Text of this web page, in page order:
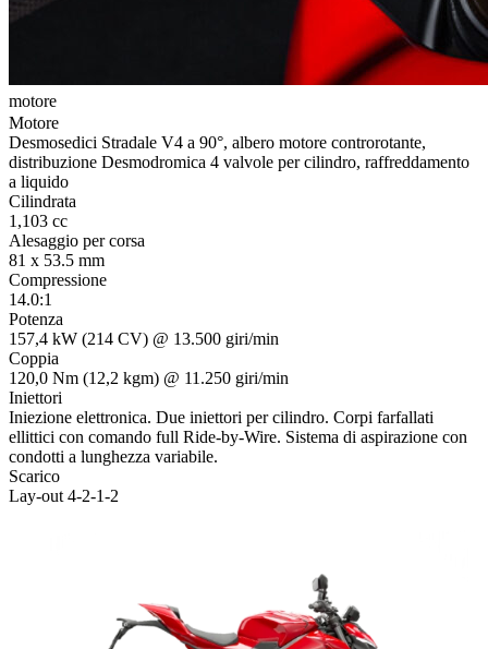
motore
Motore
Desmosedici Stradale V4 a 90°, albero motore controrotante,
distribuzione Desmodromica 4 valvole per cilindro, raffreddamento
a liquido
Cilindrata
1,103 cc
Alesaggio per corsa
81 x 53.5 mm
Compressione
14.0:1
Potenza
157,4 kW (214 CV) @ 13.500 giri/min
Coppia
120,0 Nm (12,2 kgm) @ 11.250 giri/min
Iniettori
Iniezione elettronica. Due iniettori per cilindro. Corpi farfallati
ellittici con comando full Ride-by-Wire. Sistema di aspirazione con
condotti a lunghezza variabile.
Scarico
Lay-out 4-2-1-2